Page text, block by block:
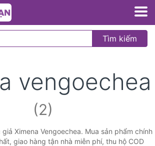
Tìm kiếm
vengoechea
(2)
Ximena Vengoechea. Mua sản phẩm chính
giao hàng tận nhà miễn phí, thu hộ COD